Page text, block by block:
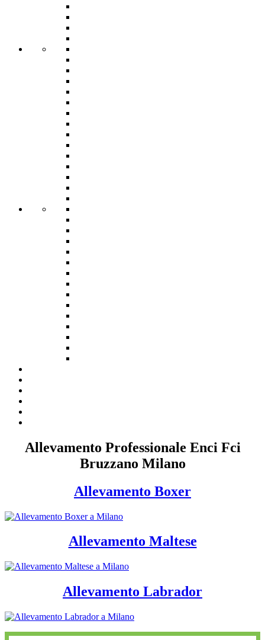
Allevamento Professionale Enci Fci
Bruzzano Milano
Allevamento Boxer
Allevamento Maltese
Allevamento Labrador